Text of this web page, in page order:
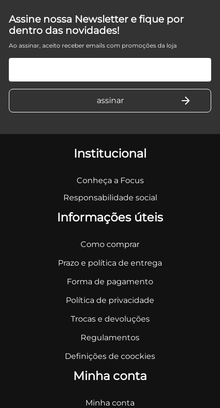
Assine nossa Newsletter e fique por
dentro das novidades!
Ao assinar, aceito receber emails com promoções da loja
Institucional
Conheça a Focus
Responsabilidade social
Informações úteis
Como comprar
Prazo e política de entrega
Forma de pagamento
Política de privacidade
Trocas e devoluções
Regulamentos
Definições de coockies
Minha conta
Minha conta